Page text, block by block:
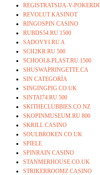
REGISTRATSIJA-V-
REVOLUT KASINOT
RINGOSPIN CASINO
RUBDS54.RU 1500
SADOVYI.RU A
SCH2KR.RU 500
SCHOOL8-PLAST.RU 1500
SHUSWAPRINGETTE.CA
SIN CATEGORÍA
SINGINGPIG.CO.UK
SINTAI74.RU 500
SKITHECLUBBIES.CO.NZ
SKOPINMUSEUM.RU 800
SKRILL CASINO
SOULBROKEN.CO.UK
SPIELE
SPINRAIN CASINO
STANMERHOUSE.CO.UK
STRIKERROOMZ CASINO